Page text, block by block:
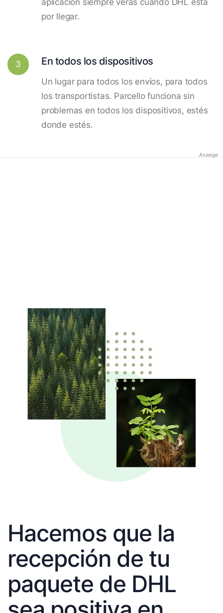
por llegar.
3 En todos los dispositivos
Un lugar para todos los envíos, para todos
los transportistas. Parcello funciona sin
problemas en todos los dispositivos, estés
donde estés.
Anzeige
Hacemos que la
recepción de tu
paquete de DHL